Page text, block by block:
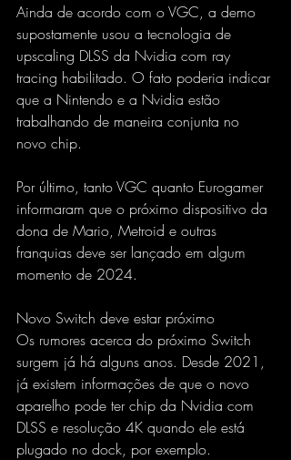
Ainda de acordo com o VGC, a demo
supostamente usou a tecnologia de
upscaling DLSS da Nvidia com ray
tracing habilitado. O fato poderia indicar
que a Nintendo e a Nvidia estão
trabalhando de maneira conjunta no
novo chip.
Por último, tanto VGC quanto Eurogamer
informaram que o próximo dispositivo da
dona de Mario, Metroid e outras
franquias deve ser lançado em algum
momento de 2024.
Novo Switch deve estar próximo
Os rumores acerca do próximo Switch
surgem já há alguns anos. Desde 2021,
já existem informações de que o novo
aparelho pode ter chip da Nvidia com
DLSS e resolução 4K quando ele está
plugado no dock, por exemplo.